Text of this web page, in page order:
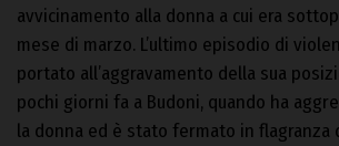
avvicinamento alla donna a cui era
mese di marzo. L’ultimo episodio di
portato all’aggravamento della sua
pochi giorni fa a Budoni, quando ha
la donna ed è stato fermato in flagranza